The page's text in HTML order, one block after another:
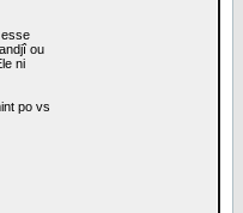
ou
ni
po vs